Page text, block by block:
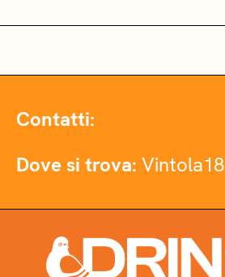
Contatti:
Dove si trova: Vintola18